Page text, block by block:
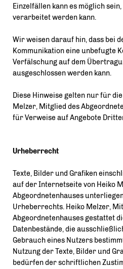
Einzelfällen kann es möglich
verarbeitet werden kann.
Wir weisen darauf hin, dass bei
Kommunikation eine unbefugte
Verfälschung auf dem
ausgeschlossen werden kann.
Diese Hinweise gelten nur für
Melzer, Mitglied des
für Verweise auf Angebote
Urheberrecht
Texte, Bilder und Grafiken
auf der Internetseite von Heiko
Abgeordnetenhauses
Urheberrechts. Heiko Melzer,
Abgeordnetenhauses gestattet
Datenbestände, die
Gebrauch eines Nutzers
Nutzung der Texte, Bilder und
bedürfen der schriftlichen